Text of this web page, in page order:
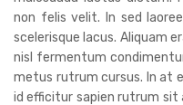
non felis velit. In sed
scelerisque lacus. Aliquam
nisl fermentum
metus rutrum cursus. In at
id efficitur sapien rutrum sit